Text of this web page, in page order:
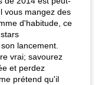
vous mangez des
d'habitude, ce
lancement.
vrai; savourez
et perdez
prétend qu'il